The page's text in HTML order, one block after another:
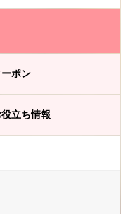
ーポン
役立ち情報